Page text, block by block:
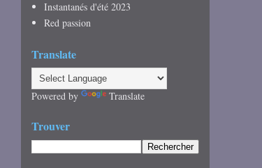
Instantanés d'été 2023
Red passion
Translate
Powered by Translate
Trouver